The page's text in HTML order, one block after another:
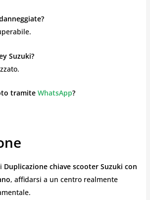
Suzuki?
tramite WhatsApp?
Duplicazione chiave scooter Suzuki con
, affidarsi a un centro realmente